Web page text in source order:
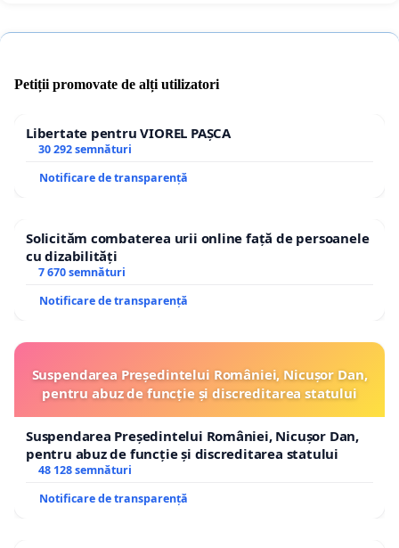
Petiții promovate de alți utilizatori
Libertate pentru VIOREL PAȘCA
30 292 semnături
Notificare de transparență
Solicităm combaterea urii online față de persoanele
cu dizabilități
7 670 semnături
Notificare de transparență
Suspendarea Președintelui României, Nicușor Dan,
pentru abuz de funcție și discreditarea statului
Suspendarea Președintelui României, Nicușor Dan,
pentru abuz de funcție și discreditarea statului
48 128 semnături
Notificare de transparență